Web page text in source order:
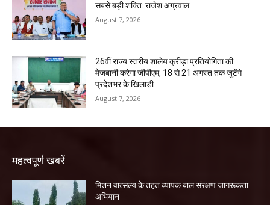
सबसे बड़ी शक्ति: राजेश अग्रवाल
August 7, 2026
26वीं राज्य स्तरीय शालेय क्रीड़ा प्रतियोगिता की
मेजबानी करेगा जीपीएम, 18 से 21 अगस्त तक जुटेंगे
प्रदेशभर के खिलाड़ी
August 7, 2026
महत्वपूर्ण खबरें
मिशन वात्सल्य के तहत व्यापक बाल संरक्षण जागरूकता
अभियान